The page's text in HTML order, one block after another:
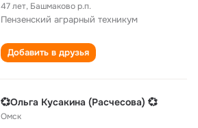
47 лет, Башмаково р.п.
Пензенский аграрный техникум
Добавить в друзья
💞Ольга Кусакина (Расчесова) 💞
Омск